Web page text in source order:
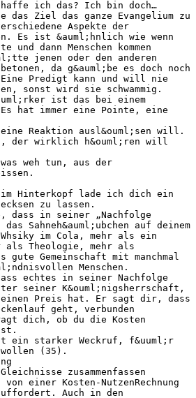
ich das? Ich bin doch…
Ziel das ganze Evangelium zu
Aspekte der
Es ist &auml;hnlich wie wenn
dann Menschen kommen
jenen oder den anderen
da g&auml;be es doch noch
Predigt kann und will nie
sonst wird sie schwammig.
ist das bei einem
hat immer eine Pointe, eine
Reaktion ausl&ouml;sen will.
der wirklich h&ouml;ren will
weh tun, aus der
im Hinterkopf lade ich dich ein
zu lassen.
dass in seiner „Nachfolge
Sahneh&auml;ubchen auf deinem
im Cola, mehr als ein
als Theologie, mehr als
gute Gemeinschaft mit manchmal
Menschen.
echtes in seiner Nachfolge
seiner K&ouml;nigsherrschaft,
Preis hat. Er sagt dir, dass
geht, verbunden
dich, ob du die Kosten
ein starker Weckruf, f&uuml;r
(35).
zusammenfassen
einer Kosten-NutzenRechnung
Auch in den